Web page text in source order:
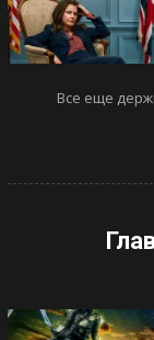
Все еще